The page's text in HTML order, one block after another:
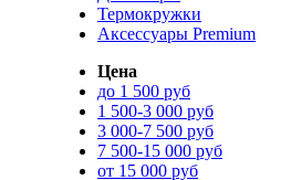
Термокружки
Аксессуары Premium
Цена
до 1 500 руб
1 500-3 000 руб
3 000-7 500 руб
7 500-15 000 руб
от 15 000 руб